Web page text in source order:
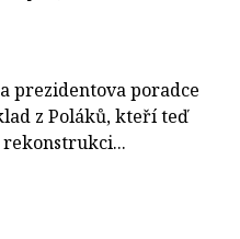
prezidentova poradce
z Poláků, kteří teď